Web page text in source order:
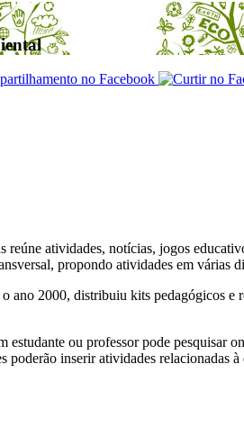
atividades, notícias, jogos
propondo atividades em várias
2000, distribuiu kits pedagógicos
ou professor pode pesquisar
inserir atividades relacionadas